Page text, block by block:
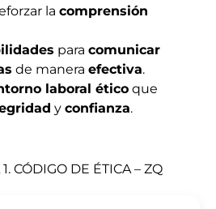
la comprensión
para comunicar
de manera efectiva.
laboral ético que
y confianza.
CÓDIGO DE ÉTICA – ZQ